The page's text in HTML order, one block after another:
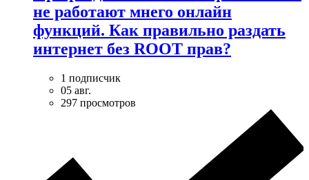
не работают мнего онлайн
функций. Как правильно раздать
интернет без ROOT прав?
1 подписчик
05 авг.
297 просмотров